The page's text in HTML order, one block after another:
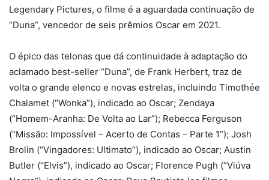
Legendary Pictures, o filme é a aguardada continuação de
“Duna”, vencedor de seis prêmios Oscar em 2021.
O épico das telonas que dá continuidade à adaptação do
aclamado best-seller “Duna”, de Frank Herbert, traz de
volta o grande elenco e novas estrelas, incluindo Timothée
Chalamet (“Wonka”), indicado ao Oscar; Zendaya
(“Homem-Aranha: De Volta ao Lar”); Rebecca Ferguson
(“Missão: Impossível – Acerto de Contas – Parte 1”); Josh
Brolin (“Vingadores: Ultimato”), indicado ao Oscar; Austin
Butler (“Elvis”), indicado ao Oscar; Florence Pugh (“Viúva